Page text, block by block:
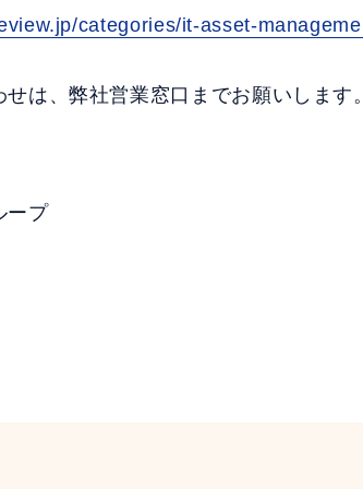
categories/it-asset-
は、弊社営業窓口までお願いします
ープ